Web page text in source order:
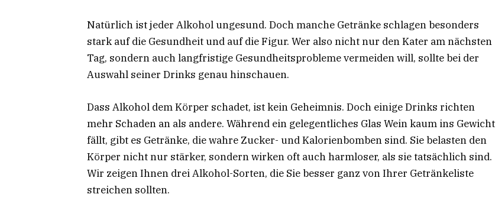
Natürlich ist jeder Alkohol ungesund. Doch manche Getränke schlagen besonders
stark auf die Gesundheit und auf die Figur. Wer also nicht nur den Kater am nächsten
Tag, sondern auch langfristige Gesundheitsprobleme vermeiden will, sollte bei der
Auswahl seiner Drinks genau hinschauen.
Dass Alkohol dem Körper schadet, ist kein Geheimnis. Doch einige Drinks richten
mehr Schaden an als andere. Während ein gelegentliches Glas Wein kaum ins Gewicht
fällt, gibt es Getränke, die wahre Zucker- und Kalorienbomben sind. Sie belasten den
Körper nicht nur stärker, sondern wirken oft auch harmloser, als sie tatsächlich sind.
Wir zeigen Ihnen drei Alkohol-Sorten, die Sie besser ganz von Ihrer Getränkeliste
streichen sollten.